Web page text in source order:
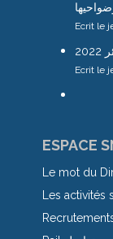
Ecrit le
Ecrit le
ESPACE
Le mot du
Les activités